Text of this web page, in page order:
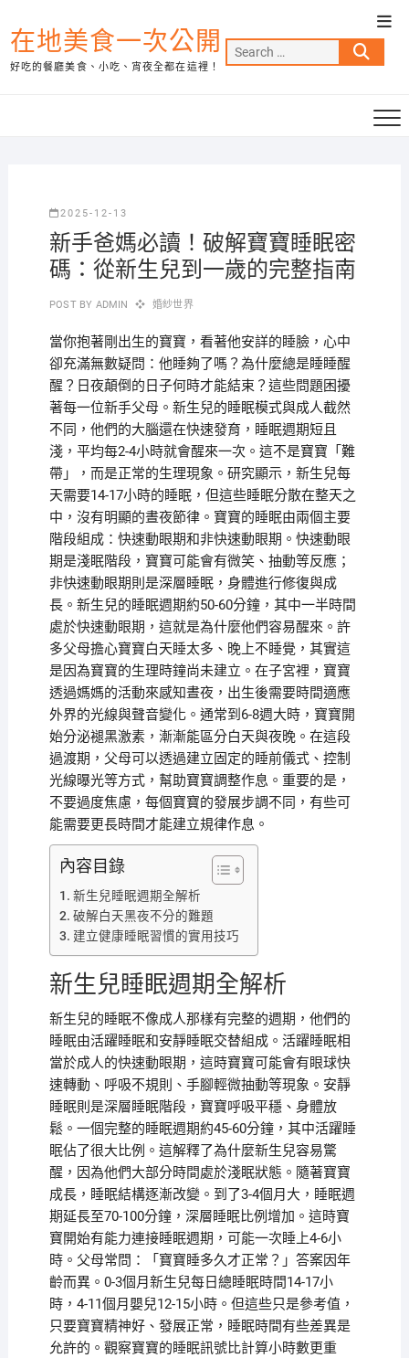
to
content
在地美食一次公開
好吃的餐廳美食、小吃、宵夜全都在這裡！
Search
…
2025-12-13
新手爸媽必讀！破解寶寶睡眠密
碼：從新生兒到一歲的完整指南
POST BY ADMIN 婚紗世界
當你抱著剛出生的寶寶，看著他安詳的睡臉，心中
卻充滿無數疑問：他睡夠了嗎？為什麼總是睡睡醒
醒？日夜顛倒的日子何時才能結束？這些問題困擾
著每一位新手父母。新生兒的睡眠模式與成人截然
不同，他們的大腦還在快速發育，睡眠週期短且
淺，平均每2-4小時就會醒來一次。這不是寶寶「難
帶」，而是正常的生理現象。研究顯示，新生兒每
天需要14-17小時的睡眠，但這些睡眠分散在整天之
中，沒有明顯的晝夜節律。寶寶的睡眠由兩個主要
階段組成：快速動眼期和非快速動眼期。快速動眼
期是淺眠階段，寶寶可能會有微笑、抽動等反應；
非快速動眼期則是深層睡眠，身體進行修復與成
長。新生兒的睡眠週期約50-60分鐘，其中一半時間
處於快速動眼期，這就是為什麼他們容易醒來。許
多父母擔心寶寶白天睡太多、晚上不睡覺，其實這
是因為寶寶的生理時鐘尚未建立。在子宮裡，寶寶
透過媽媽的活動來感知晝夜，出生後需要時間適應
外界的光線與聲音變化。通常到6-8週大時，寶寶開
始分泌褪黑激素，漸漸能區分白天與夜晚。在這段
過渡期，父母可以透過建立固定的睡前儀式、控制
光線曝光等方式，幫助寶寶調整作息。重要的是，
不要過度焦慮，每個寶寶的發展步調不同，有些可
能需要更長時間才能建立規律作息。
內容目錄
新生兒睡眠週期全解析
破解白天黑夜不分的難題
建立健康睡眠習慣的實用技巧
新生兒睡眠週期全解析
新生兒的睡眠不像成人那樣有完整的週期，他們的
睡眠由活躍睡眠和安靜睡眠交替組成。活躍睡眠相
當於成人的快速動眼期，這時寶寶可能會有眼球快
速轉動、呼吸不規則、手腳輕微抽動等現象。安靜
睡眠則是深層睡眠階段，寶寶呼吸平穩、身體放
鬆。一個完整的睡眠週期約45-60分鐘，其中活躍睡
眠佔了很大比例。這解釋了為什麼新生兒容易驚
醒，因為他們大部分時間處於淺眠狀態。隨著寶寶
成長，睡眠結構逐漸改變。到了3-4個月大，睡眠週
期延長至70-100分鐘，深層睡眠比例增加。這時寶
寶開始有能力連接睡眠週期，可能一次睡上4-6小
時。父母常問：「寶寶睡多久才正常？」答案因年
齡而異。0-3個月新生兒每日總睡眠時間14-17小
時，4-11個月嬰兒12-15小時。但這些只是參考值，
只要寶寶精神好、發展正常，睡眠時間有些差異是
允許的。觀察寶寶的睡眠訊號比計算小時數更重